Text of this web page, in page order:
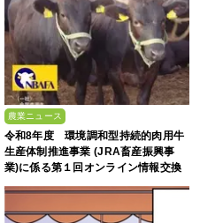
農業ニュース
令和8年度 環境調和型持続的肉用牛
生産体制推進事業 (JRA畜産振興事
業)に係る第１回オンライン情報交換
会